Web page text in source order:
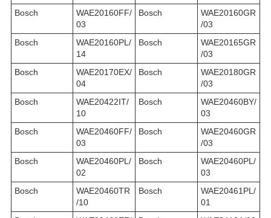
Bosch
WAE20160FF/
03
Bosch
WAE20160GR
/03
Bosch
WAE20160PL/
14
Bosch
WAE20165GR
/03
Bosch
WAE20170EX/
04
Bosch
WAE20180GR
/03
Bosch
WAE20422IT/
10
Bosch
WAE20460BY/
03
Bosch
WAE20460FF/
03
Bosch
WAE20460GR
/03
Bosch
WAE20460PL/
02
Bosch
WAE20460PL/
03
Bosch
WAE20460TR
/10
Bosch
WAE20461PL/
01